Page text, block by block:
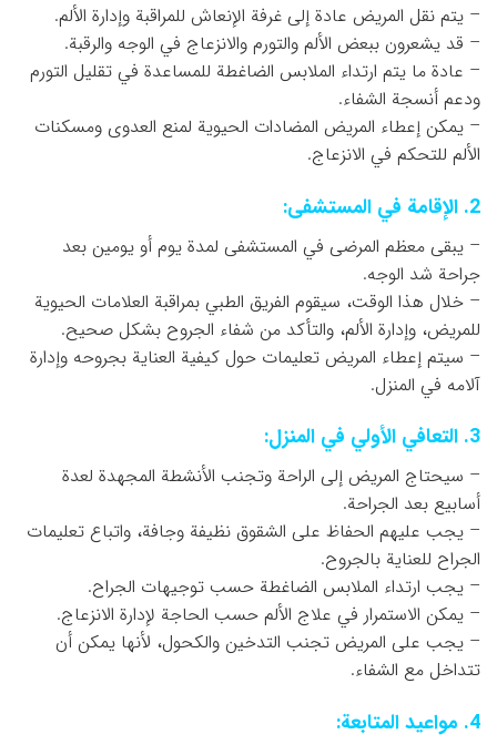
– يتم نقل المريض عادة إلى غرفة الإنعاش للمراقبة وإدارة الألم.
– قد يشعرون ببعض الألم والتورم والانزعاج في الوجه والرقبة.
– عادة ما يتم ارتداء الملابس الضاغطة للمساعدة في تقليل التورم
ودعم أنسجة الشفاء.
– يمكن إعطاء المريض المضادات الحيوية لمنع العدوى ومسكنات
الألم للتحكم في الانزعاج.
2. الإقامة في المستشفى:
– يبقى معظم المرضى في المستشفى لمدة يوم أو يومين بعد
جراحة شد الوجه.
– خلال هذا الوقت، سيقوم الفريق الطبي بمراقبة العلامات الحيوية
للمريض، وإدارة الألم، والتأكد من شفاء الجروح بشكل صحيح.
– سيتم إعطاء المريض تعليمات حول كيفية العناية بجروحه وإدارة
آلامه في المنزل.
3. التعافي الأولي في المنزل:
– سيحتاج المريض إلى الراحة وتجنب الأنشطة المجهدة لعدة
أسابيع بعد الجراحة.
– يجب عليهم الحفاظ على الشقوق نظيفة وجافة، واتباع تعليمات
الجراح للعناية بالجروح.
– يجب ارتداء الملابس الضاغطة حسب توجيهات الجراح.
– يمكن الاستمرار في علاج الألم حسب الحاجة لإدارة الانزعاج.
– يجب على المريض تجنب التدخين والكحول، لأنها يمكن أن
تتداخل مع الشفاء.
4. مواعيد المتابعة: